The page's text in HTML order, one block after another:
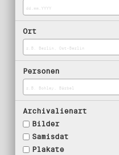
Ort
Personen
Archivalienart
Bilder
Samisdat
Plakate